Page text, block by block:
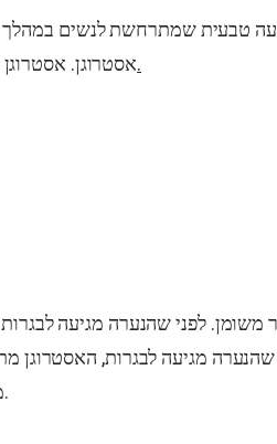
טבעית שמתרחשת לנשים במהלך
אסטרוגן..
לפני שהנערה מגיעה לבגרות
מגיעה לבגרות, האסטרוגן
מסייע להתפתחות שדיים גדולים יותר, ירכיים עגולות יותר, ומותן צר יותר.